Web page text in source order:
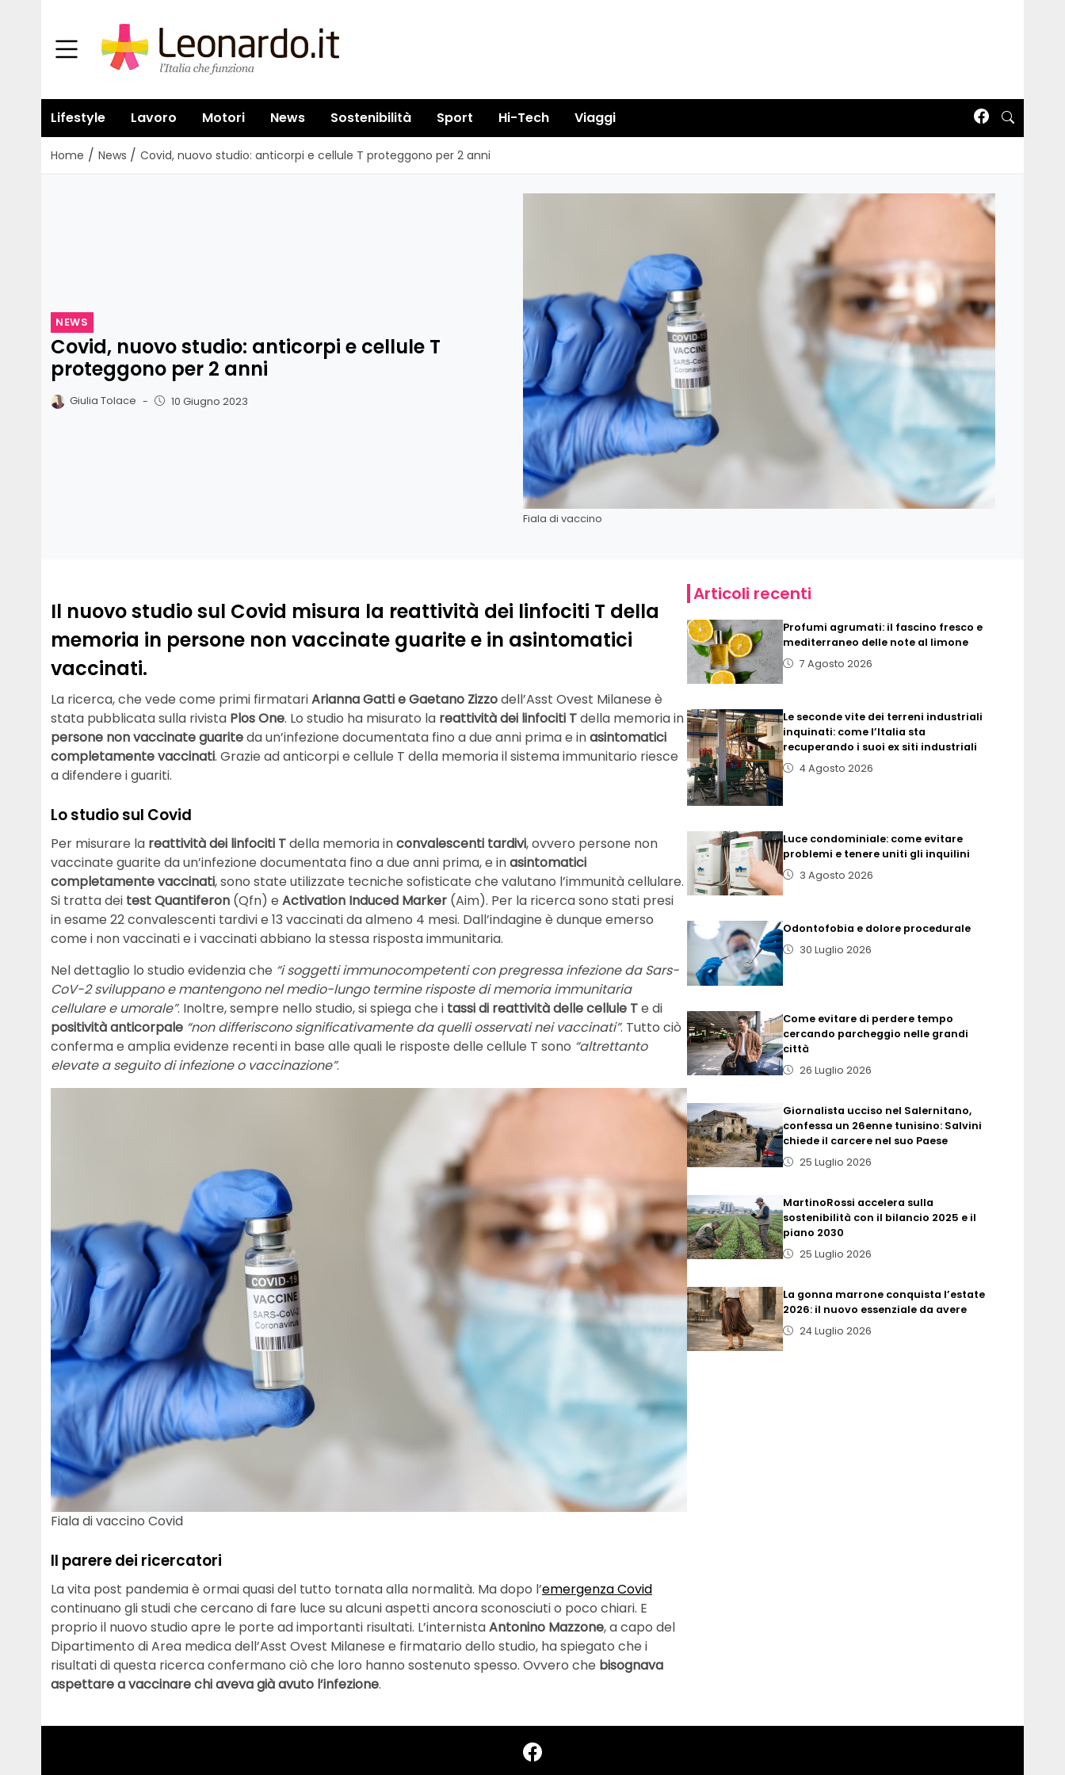
Lifestyle Lavoro Motori News Sostenibilità Sport Hi-Tech Viaggi
Home / News / Covid, nuovo studio: anticorpi e cellule T proteggono per 2 anni
NEWS
Covid, nuovo studio: anticorpi e cellule T
proteggono per 2 anni
Giulia Tolace - 10 Giugno 2023
Fiala di vaccino
Il nuovo studio sul Covid misura la reattività dei linfociti T della
memoria in persone non vaccinate guarite e in asintomatici
vaccinati.
La ricerca, che vede come primi firmatariArianna Gatti e Gaetano Zizzodell’Asst Ovest Milanese è
stata pubblicata sulla rivista Plos One. Lo studio ha misurato la reattività dei linfociti Tdella memoria in
persone non vaccinate guariteda un’infezione documentata fino a due anni prima e inasintomatici
completamente vaccinati. Grazie ad anticorpi e cellule T della memoria il sistema immunitario riesce
a difendere i guariti.
Lo studio sul Covid
Per misurare la reattività dei linfociti Tdella memoria inconvalescenti tardivi, ovvero persone non
vaccinate guarite da un’infezione documentata fino a due anni prima, e inasintomatici
completamente vaccinati, sono state utilizzate tecniche sofisticate che valutano l’immunità cellulare.
Si tratta dei test Quantiferon (Qfn) e Activation Induced Marker (Aim). Per la ricerca sono stati presi
in esame 22 convalescenti tardivi e 13 vaccinati da almeno 4 mesi. Dall’indagine è dunque emerso
come i non vaccinati e i vaccinati abbiano la stessa risposta immunitaria.
Nel dettaglio lo studio evidenzia che “i soggetti immunocompetenti con pregressa infezione da Sars-
CoV-2 sviluppano e mantengono nel medio-lungo termine risposte di memoria immunitaria
cellulare e umorale”. Inoltre, sempre nello studio, si spiega che i tassi di reattività delle cellule Te di
positività anticorpale “non differiscono significativamente da quelli osservati nei vaccinati”. Tutto ciò
conferma e amplia evidenze recenti in base alle quali le risposte delle cellule T sono “altrettanto
elevate a seguito di infezione o vaccinazione”.
Fiala di vaccino Covid
Il parere dei ricercatori
La vita post pandemia è ormai quasi del tutto tornata alla normalità. Ma dopo l’emergenza Covid
continuano gli studi che cercano di fare luce su alcuni aspetti ancora sconosciuti o poco chiari. E
proprio il nuovo studio apre le porte ad importanti risultati. L’internistaAntonino Mazzone, a capo del
Dipartimento di Area medica dell’Asst Ovest Milanese e firmatario dello studio, ha spiegato che i
risultati di questa ricerca confermano ciò che loro hanno sostenuto spesso. Ovvero che bisognava
aspettare a vaccinare chi aveva già avuto l’infezione.
Articoli recenti
Profumi agrumati: il fascino fresco e
mediterraneo delle note al limone
7 Agosto 2026
Le seconde vite dei terreni industriali
inquinati: come l’Italia sta
recuperando i suoi ex siti industriali
4 Agosto 2026
Luce condominiale: come evitare
problemi e tenere uniti gli inquilini
3 Agosto 2026
Odontofobia e dolore procedurale
30 Luglio 2026
Come evitare di perdere tempo
cercando parcheggio nelle grandi
città
26 Luglio 2026
Giornalista ucciso nel Salernitano,
confessa un 26enne tunisino: Salvini
chiede il carcere nel suo Paese
25 Luglio 2026
MartinoRossi accelera sulla
sostenibilità con il bilancio 2025 e il
piano 2030
25 Luglio 2026
La gonna marrone conquista l’estate
2026: il nuovo essenziale da avere
24 Luglio 2026